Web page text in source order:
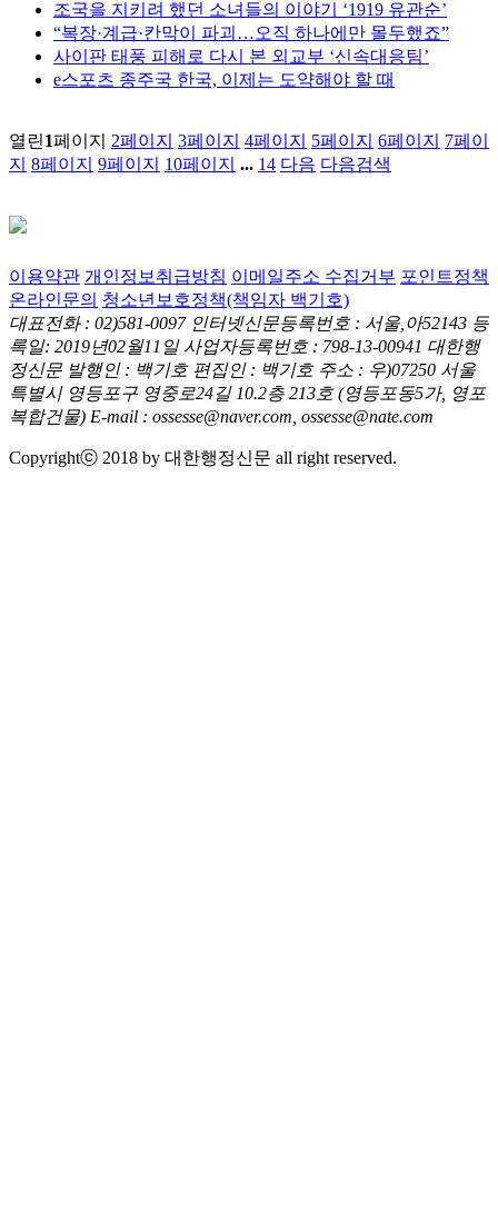
조국을 지키려 했던 소녀들의 이야기 ‘1919 유관순’
“복장·계급·칸막이 파괴…오직 하나에만 몰두했죠”
사이판 태풍 피해로 다시 본 외교부 ‘신속대응팀’
e스포츠 종주국 한국, 이제는 도약해야 할 때
열린1페이지 2페이지 3페이지 4페이지 5페이지 6페이지 7페이
지 8페이지 9페이지 10페이지 ... 14 다음 다음검색
이용약관 개인정보취급방침 이메일주소 수집거부 포인트정책
온라인문의 청소년보호정책(책임자 백기호)
대표전화 : 02)581-0097 인터넷신문등록번호 : 서울,아52143 등
록일: 2019년02월11일 사업자등록번호 : 798-13-00941 대한행
정신문 발행인 : 백기호 편집인 : 백기호 주소 : 우)07250 서울
특별시 영등포구 영중로24길 10.2층 213호 (영등포동5가, 영포
복합건물) E-mail : ossesse@naver.com, ossesse@nate.com
Copyrightⓒ 2018 by 대한행정신문 all right reserved.